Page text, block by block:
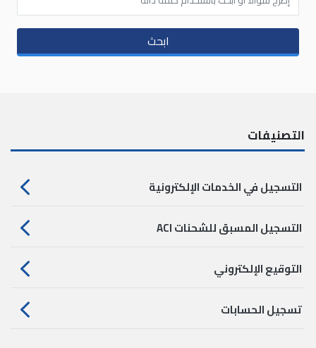
ابحث
التصنيفات
التسجيل في الخدمات الإلكترونية
التسجيل المسبق للشحنات ACI
التوقيع الإلكتروني
تسجيل الحسابات